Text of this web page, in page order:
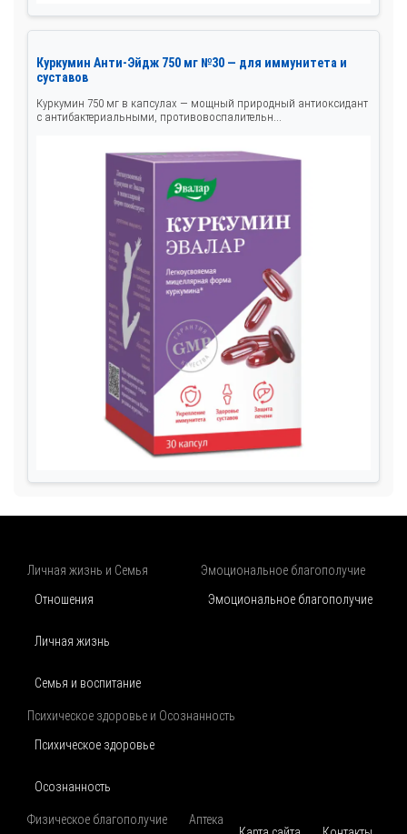
Куркумин Анти-Эйдж 750 мг №30 — для иммунитета и
суставов
Куркумин 750 мг в капсулах — мощный природный антиоксидант
с антибактериальными, противовоспалительн...
Личная жизнь и Семья
Отношения
Личная жизнь
Семья и воспитание
Эмоциональное благополучие
Эмоциональное благополучие
Психическое здоровье и Осознанность
Психическое здоровье
Осознанность
Физическое благополучие
Аптека